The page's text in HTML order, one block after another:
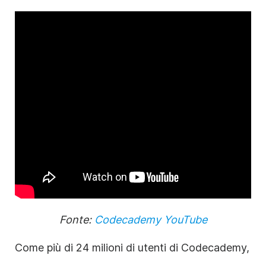
Fonte: Codecademy YouTube
Come più di 24 milioni di utenti di Codecademy,